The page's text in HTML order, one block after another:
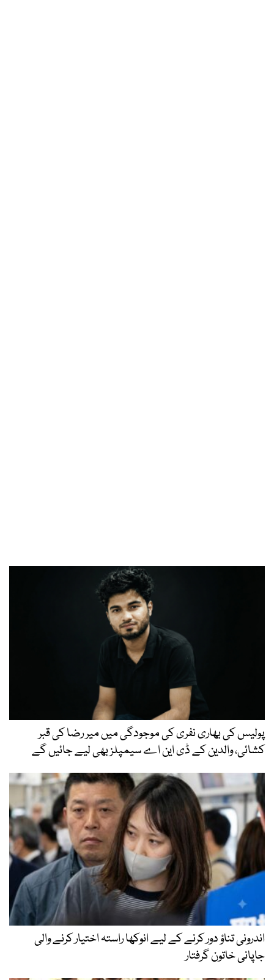
پولیس کی بھاری نفری کی موجودگی میں میر رضا کی قبر
کشائی، والدین کے ڈی این اے سیمپلز بھی لیے جائیں گے
اندرونی تناؤ دور کرنے کے لیے انوکھا راستہ اختیار کرنے والی
جاپانی خاتون گرفتار